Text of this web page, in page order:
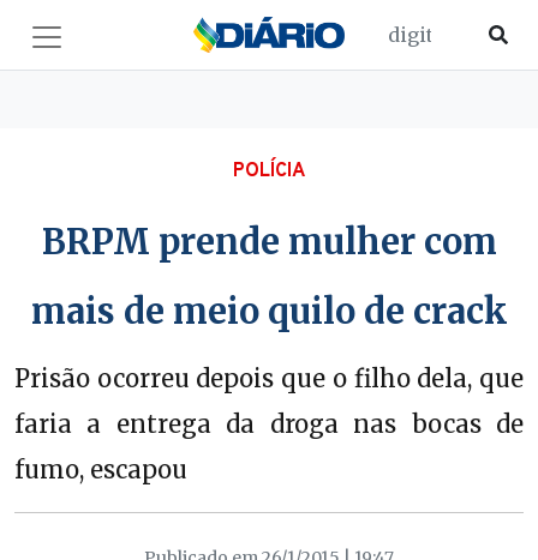
POLÍCIA
BRPM prende mulher com
mais de meio quilo de crack
Prisão ocorreu depois que o filho dela, que
faria a entrega da droga nas bocas de
fumo, escapou